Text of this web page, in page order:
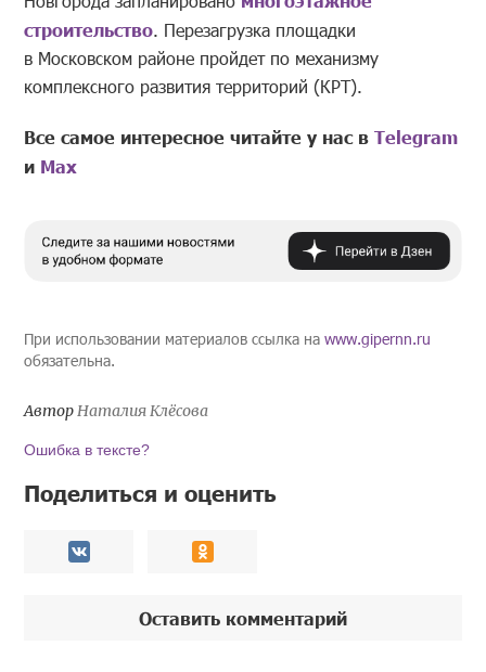
строительство. Перезагрузка площадки
в Московском районе пройдет по механизму
комплексного развития территорий (КРТ).
Все самое интересное читайте у нас вTelegram
и Mах
При использовании материалов ссылка наwww.gipernn.ru
обязательна.
АвторНаталия Клёсова
Ошибка в тексте?
Поделиться и оценить
Оставить комментарий